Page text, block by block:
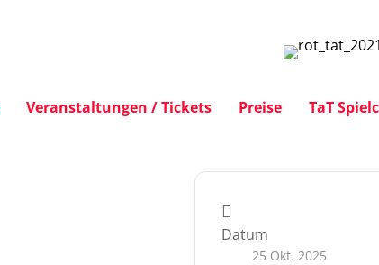
Veranstaltungen / Tickets Preise TaT
Datum
25 Okt. 2025